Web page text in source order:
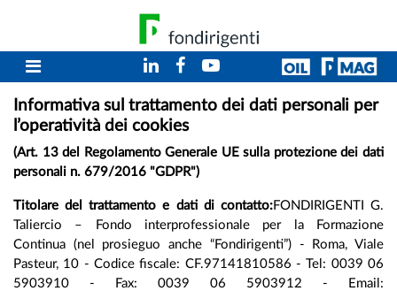
Informativa sul trattamento dei dati personali per
l’operatività dei cookies
(Art. 13 del Regolamento Generale UE sulla protezione dei dati
personali n. 679/2016 "GDPR")
Titolare del trattamento e dati di contatto:FONDIRIGENTI G.
Taliercio – Fondo interprofessionale per la Formazione
Continua (nel prosieguo anche “Fondirigenti”) - Roma, Viale
Pasteur, 10 - Codice fiscale: CF.97141810586 - Tel: 0039 06
5903910 - Fax: 0039 06 5903912 - Email: